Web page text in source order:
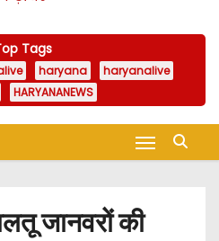
Tags
haryana
haryanalive
HARYANANEWS
जानवरों की